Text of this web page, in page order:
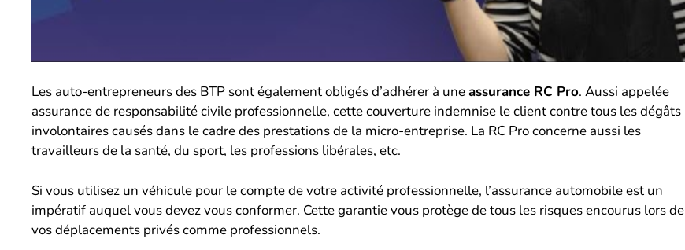
Les auto-entrepreneurs des BTP sont également obligés d’adhérer à uneassurance RC Pro. Aussi appelée
assurance de responsabilité civile professionnelle, cette couverture indemnise le client contre tous les dégâts
involontaires causés dans le cadre des prestations de la micro-entreprise. La RC Pro concerne aussi les
travailleurs de la santé, du sport, les professions libérales, etc.
Si vous utilisez un véhicule pour le compte de votre activité professionnelle, l’assurance automobile est un
impératif auquel vous devez vous conformer. Cette garantie vous protège de tous les risques encourus lors de
vos déplacements privés comme professionnels.